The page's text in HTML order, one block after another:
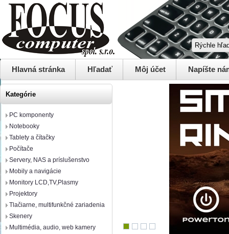
Hlavná stránka Hľadať Môj účet Napíšte
Kategórie
PC komponenty
Notebooky
Tablety a čítačky
Počítače
Servery, NAS a príslušenstvo
Mobily a navigácie
Monitory LCD,TV,Plasmy
Projektory
Tlačiarne, multifunkčné zariadenia
Skenery
Multimédia, audio, web kamery